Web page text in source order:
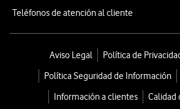
Teléfonos de atención al cliente
Aviso Legal
Política de
Política Seguridad de Información
Información a clientes
Calidad